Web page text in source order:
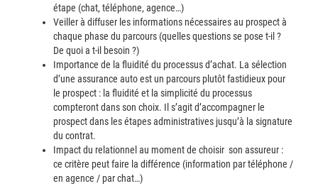
étape (chat, téléphone, agence…)
Veiller à diffuser les informations nécessaires au prospect à
chaque phase du parcours (quelles questions se pose t-il ?
De quoi a t-il besoin ?)
Importance de la fluidité du processus d’achat. La sélection
d’une assurance auto est un parcours plutôt fastidieux pour
le prospect : la fluidité et la simplicité du processus
compteront dans son choix. Il s’agit d’accompagner le
prospect dans les étapes administratives jusqu’à la signature
du contrat.
Impact du relationnel au moment de choisir son assureur :
ce critère peut faire la différence (information par téléphone /
en agence / par chat…)